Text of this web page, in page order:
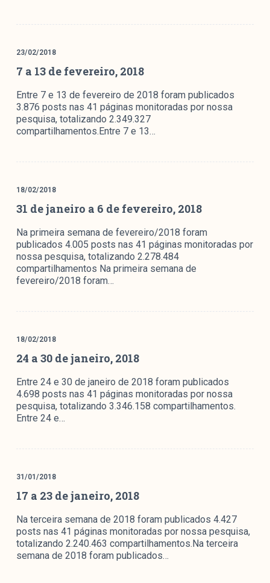
colabore
O Manchetômetro é um site de acompanhamento da
cobertura da grande mídia sobre temas de economia e
política produzido pelo Laboratório de Estudos de Mídia
e Esfera Pública (LEMEP). O LEMEP tem registro no
Diretório de Grupos de Pesquisa do CNPq e é sediado
Parceria
23/02/2018
7 a 13 de fevereiro, 2018
Entre 7 e 13 de fevereiro de 2018 foram publicados
3.876 posts nas 41 páginas monitoradas por nossa
pesquisa, totalizando 2.349.327
compartilhamentos.Entre 7 e 13…
18/02/2018
31 de janeiro a 6 de fevereiro, 2018
Na primeira semana de fevereiro/2018 foram
publicados 4.005 posts nas 41 páginas monitoradas por
nossa pesquisa, totalizando 2.278.484
compartilhamentos Na primeira semana de
fevereiro/2018 foram…
18/02/2018
24 a 30 de janeiro, 2018
Entre 24 e 30 de janeiro de 2018 foram publicados
4.698 posts nas 41 páginas monitoradas por nossa
pesquisa, totalizando 3.346.158 compartilhamentos.
Entre 24 e…
31/01/2018
17 a 23 de janeiro, 2018
Na terceira semana de 2018 foram publicados 4.427
posts nas 41 páginas monitoradas por nossa pesquisa,
totalizando 2.240.463 compartilhamentos.Na terceira
semana de 2018 foram publicados…